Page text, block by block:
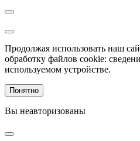
Продолжая использовать наш
обработку файлов cookie:
используемом устройстве.
Понятно
Вы неавторизованы